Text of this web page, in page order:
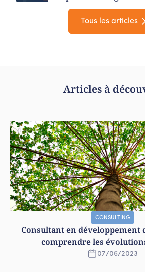
Tous les articles
Articles à
CONSULTING
Consultant en développement
comprendre les
07/06/2023